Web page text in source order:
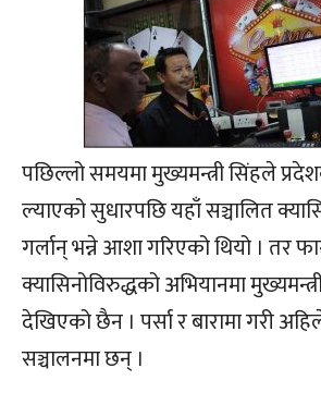
पछिल्लो समयमा मुख्यमन्त्री सिंहले
ल्याएको सुधारपछि यहाँ सञ्चालित
गर्लान् भन्ने आशा गरिएको थियो । तर
क्यासिनोविरुद्धको अभियानमा
देखिएको छैन । पर्सा र बारामा गरी
सञ्चालनमा छन् ।